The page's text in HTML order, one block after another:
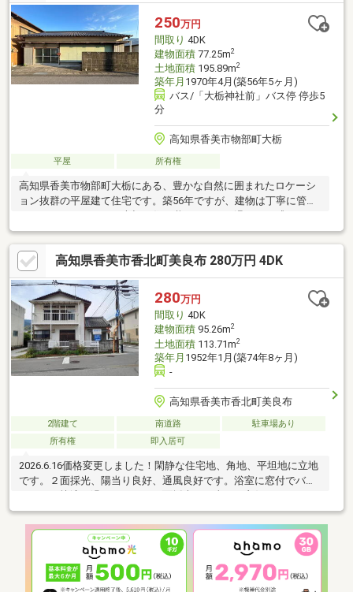
250万円
間取り 4DK
建物面積77.25m2
土地面積195.89m2
築年月 1970年4月(築56年5ヶ月)
バス/「大栃神社前」バス停 停歩5
分
高知県香美市物部町大栃
平屋 所有権
高知県香美市物部町大栃にある、豊かな自然に囲まれたロケーシ
ョン抜群の平屋建て住宅です。築56年ですが、建物は丁寧に管理
ます。敷地内からは清流・物部川を見下ろすことができ、四季
折々の美しい景色を日常で楽しめます。さらに毎年8月に開催され
る「お山のディスコ」や花火大会では、ご自宅の敷地内から迫力
ある花火を鑑賞可能。駐車場は1台分作成可能です。田舎暮らしの
拠点やセカンドハウス、アトリエ利用にもおすすめ。価格250万
円で、憧れのスローライフを始めてみませんか。
高知県香美市香北町美良布 280万円 4DK
280万円
間取り 4DK
建物面積95.26m2
土地面積113.71m2
築年月 1952年1月(築74年8ヶ月)
-
高知県香美市香北町美良布
2階建て 南道路
駐車場あり
所有権
即入居可
2026.6.16価格変更しました！閑静な住宅地、角地、平坦地に立地
です。２面採光、陽当り良好、通風良好です。浴室に窓付でバス